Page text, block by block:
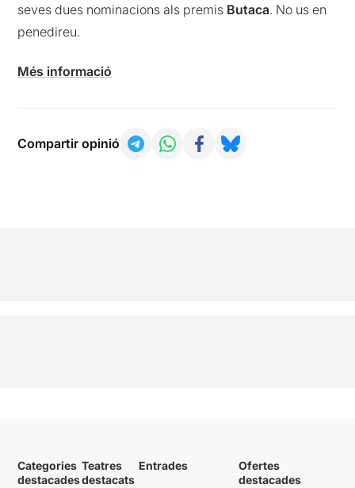
seves dues nominacions als premis Butaca. No us en
penedireu.
Més informació
Compartir opinió
Categories
destacades
Teatres
destacats
Entrades
Ofertes
destacades